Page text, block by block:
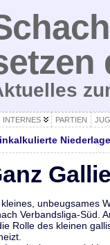
INTERNES PARTIEN
kleines, unbeugsames
Verbandsliga-Süd.
Rolle des kleinen